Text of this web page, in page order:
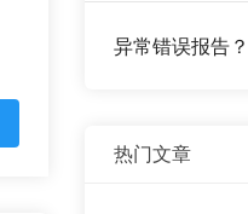
异常错误报告？
热门文章